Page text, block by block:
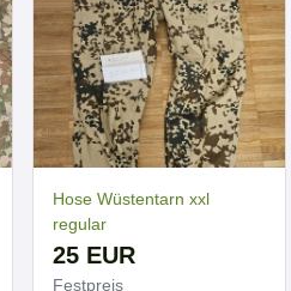
Hose Wüstentarn xxl
regular
25 EUR
Festpreis